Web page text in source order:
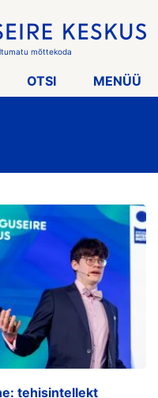
mõttekoda
OTSI MENÜÜ
tehisintellekt